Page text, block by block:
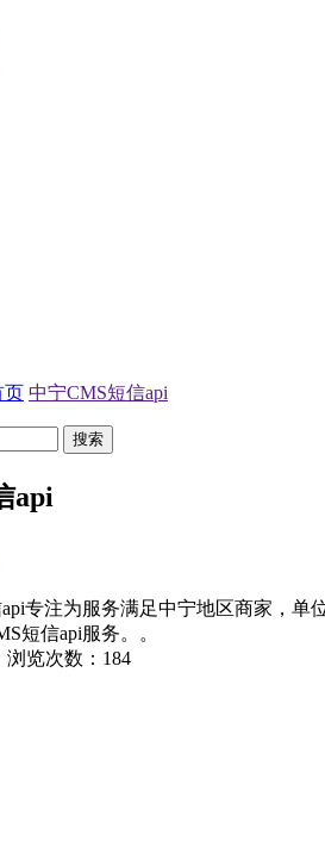
页 中宁CMS短信api
搜索
api
专注为服务满足中宁地区商家，单
短信api服务。。
浏览次数：184